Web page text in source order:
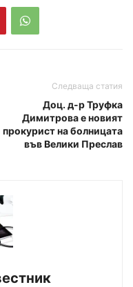
Следваща статия
Доц. д-р Труфка
Димитрова е новият
прокурист на болницата
във Велики Преслав